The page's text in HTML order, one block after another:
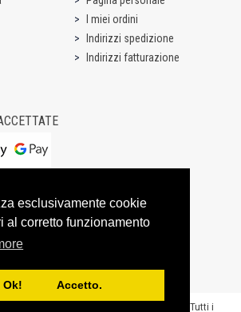
esclusivamente cookie
al corretto funzionamento
Accetto.
I miei ordini
Indirizzi spedizione
Indirizzi fatturazione
Entertainment S.r.l. - P.IVA 07531731003 - “Tutti i